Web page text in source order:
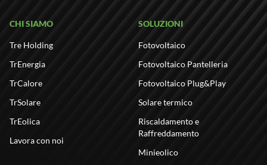
CHI SIAMO
Tre Holding
TrEnergia
TrCalore
TrSolare
TrEolica
Lavora con noi
SOLUZIONI
Fotovoltaico
Fotovoltaico Pantelleria
Fotovoltaico Plug&Play
Solare termico
Riscaldamento e
Raffreddamento
Minieolico